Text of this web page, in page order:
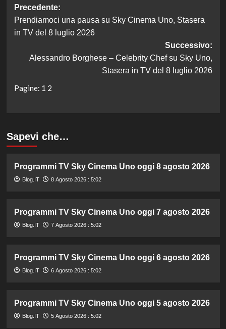
Navigazione
articolo
Precedente:
Prendiamoci una pausa su Sky Cinema Uno, Stasera
in TV del 8 luglio 2026
Successivo:
Alessandro Borghese – Celebrity Chef su Sky Uno,
Stasera in TV del 8 luglio 2026
Pagine: 1 2
Sapevi che…
Programmi TV Sky Cinema Uno oggi 8 agosto 2026
Blog.IT 8 Agosto 2026 : 5:02
Programmi TV Sky Cinema Uno oggi 7 agosto 2026
Blog.IT 7 Agosto 2026 : 5:02
Programmi TV Sky Cinema Uno oggi 6 agosto 2026
Blog.IT 6 Agosto 2026 : 5:02
Programmi TV Sky Cinema Uno oggi 5 agosto 2026
Blog.IT 5 Agosto 2026 : 5:02